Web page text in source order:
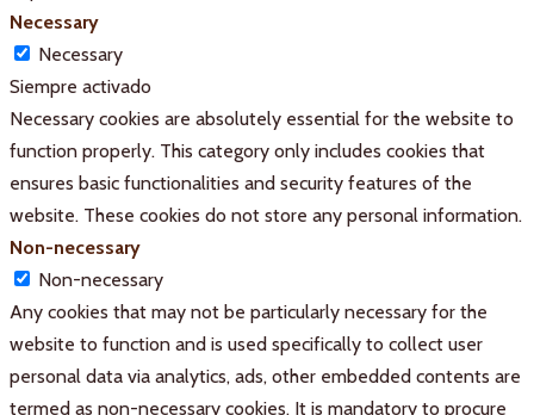
Necessary
Necessary
Siempre activado
Necessary cookies are absolutely essential for the website to
function properly. This category only includes cookies that
ensures basic functionalities and security features of the
website. These cookies do not store any personal information.
Non-necessary
Non-necessary
Any cookies that may not be particularly necessary for the
website to function and is used specifically to collect user
personal data via analytics, ads, other embedded contents are
termed as non-necessary cookies. It is mandatory to procure